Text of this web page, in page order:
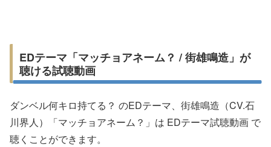
EDテーマ「マッチョアネーム？ / 街雄鳴造」が
聴ける試聴動画
ダンベル何キロ持てる？ のEDテーマ、街雄鳴造（CV.石
川界人）「マッチョアネーム？」は EDテーマ試聴動画 で
聴くことができます。